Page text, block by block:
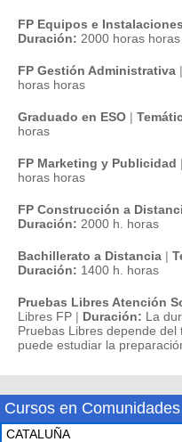
FP Equipos e
Duración: 2000 horas horas
FP Gestión Administrativa |
horas horas
Graduado en ESO |
horas
FP Marketing y Publicidad |
horas horas
FP Construcción a
Duración: 2000 h. horas
Bachillerato a Distancia |
Duración: 1400 h. horas
Pruebas Libres Atención
Libres FP | Duración: La
Pruebas Libres depende
puede estudiar la
Cursos en Comunidades
CATALUÑA